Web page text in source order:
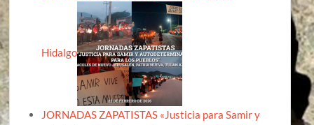
Hidalgo
JORNADAS ZAPATISTAS «Justicia para Samir y